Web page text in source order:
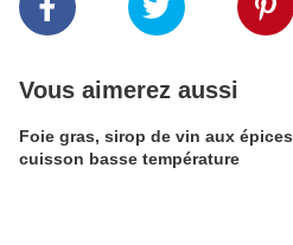
Vous aimerez aussi
Foie gras, sirop de vin aux épices
cuisson basse température